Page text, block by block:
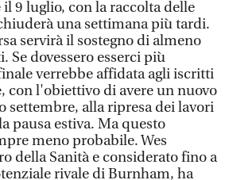
9 luglio, con la raccolta delle
una settimana più tardi.
servirà il sostegno di almeno
Se dovessero esserci più
verrebbe affidata agli iscritti
con l'obiettivo di avere un nuovo
settembre, alla ripresa dei lavori
pausa estiva. Ma questo
meno probabile. Wes
della Sanità e considerato fino a
rivale di Burnham, ha